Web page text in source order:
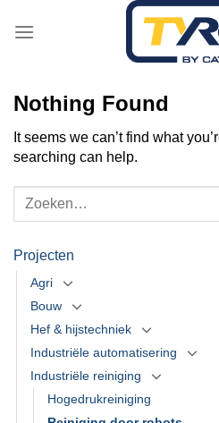
Projecten
Agri
Bouw
Hef & hijstechniek
Industriële automatisering
Industriële reiniging
Hogedrukreiniging
Nothing Found
It seems we can’t find what
searching can help.